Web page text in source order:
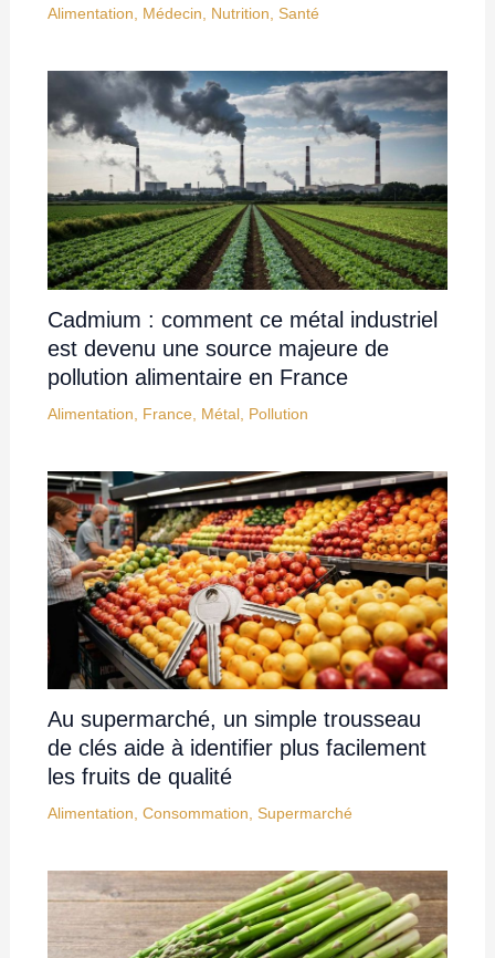
Alimentation Médecin Nutrition Santé
Cadmium : comment ce métal industriel
est devenu une source majeure de
pollution alimentaire en France
Alimentation France Métal, Pollution
Au supermarché, un simple trousseau
de clés aide à identifier plus facilement
les fruits de qualité
Alimentation, Consommation, Supermarché